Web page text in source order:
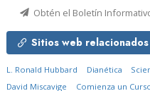
Obtén el Boletín
Sitios web relacionados
L. Ronald Hubbard Dianética
David Miscavige
Comienza un